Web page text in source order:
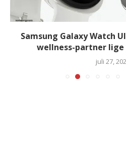
Samsung Galaxy Watch
wellness-partner lige
juli 27,